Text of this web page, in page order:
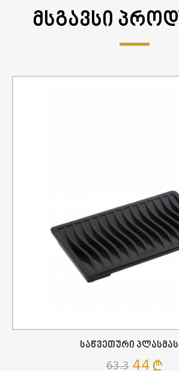
ᲛᲡᲒᲐᲕᲡᲘ
Საწვეთური
63.3 44